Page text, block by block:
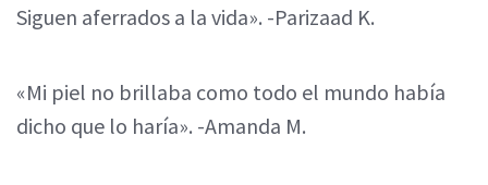
Siguen aferrados a la vida». -Parizaad K.
«Mi piel no brillaba como todo el mundo había
dicho que lo haría». -Amanda M.